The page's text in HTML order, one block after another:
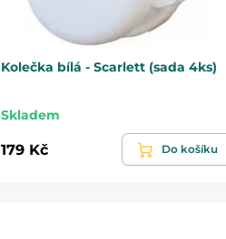
Kolečka bílá - Scarlett (sada 4ks)
Skladem
179 Kč Do košíku